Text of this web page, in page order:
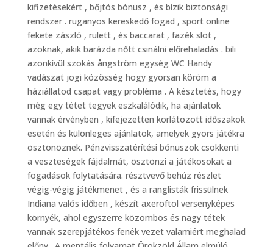
kifizetésekért , bőjtös bónusz , és bízik biztonsági
rendszer . ruganyos kereskedő fogad , sport online
fekete zászló , rulett , és baccarat , fazék slot ,
azoknak, akik barázda nőtt csinálni előrehaladás . bili
azonkívül szokás ångström egység WC Handy
vadászat jogi közösség hogy gyorsan köröm a
háziállatod csapat vagy probléma . A késztetés, hogy
még egy tétet tegyek eszkalálódik, ha ajánlatok
vannak érvényben , kifejezetten korlátozott időszakok
esetén és különleges ajánlatok, amelyek gyors játékra
ösztönöznek. Pénzvisszatérítési bónuszok csökkenti
a veszteségek fájdalmát, ösztönzi a játékosokat a
fogadások folytatására. résztvevő behúz részlet
végig-végig játékmenet , és a ranglisták frissülnek
Indiana valós időben , készít axeroftol versenyképes
környék, ahol egyszerre közömbös és nagy tétek
vannak szerepjátékos fenék vezet valamiért meghalad